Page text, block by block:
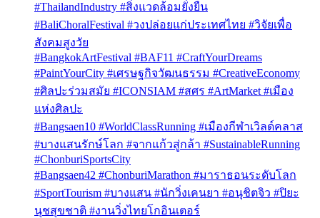
#ThailandIndustry #สิ่งแวดล้อมยั่งยืน
#BaliChoralFestival #วงปล่อยแก่ประเทศไทย #วิจัยเพื่อ
สังคมสูงวัย
#BangkokArtFestival #BAF11 #CraftYourDreams
#PaintYourCity #เศรษฐกิจวัฒนธรรม #CreativeEconomy
#ศิลปะร่วมสมัย #ICONSIAM #สศร #ArtMarket #เมือง
แห่งศิลปะ
#Bangsaen10 #WorldClassRunning #เมืองกีฬาเวิลด์คลาส
#บางแสนรักษ์โลก #จากแก้วสู่กล้า #SustainableRunning
#ChonburiSportsCity
#Bangsaen42 #ChonburiMarathon #มาราธอนระดับโลก
#SportTourism #บางแสน #นักวิ่งเคนยา #อนุชิตจิว #ปิยะ
นุชสุขชาติ #งานวิ่งไทยโกอินเตอร์